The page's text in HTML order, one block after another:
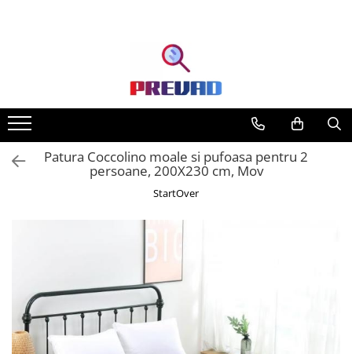
Produse cu transport gratuit –
livrare rapidă și fără costuri
Casa & Gradina
Home & Deco
Produse Cosmetice
Patura Coccolino moale si pufoasa pentru 2
persoane, 200X230 cm, Mov
StartOver